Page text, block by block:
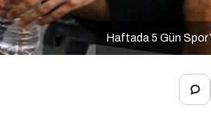
Haftada 5 Gün Spor